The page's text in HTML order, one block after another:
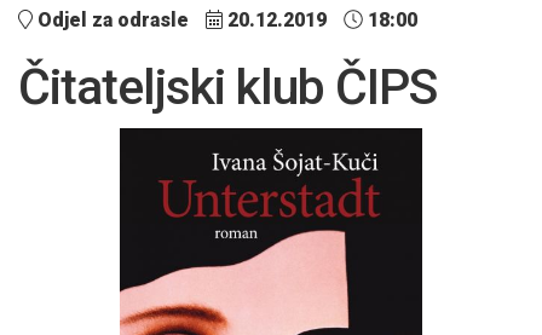
Odjel za odrasle 20.12.2019 18:00
Čitateljski klub ČIPS